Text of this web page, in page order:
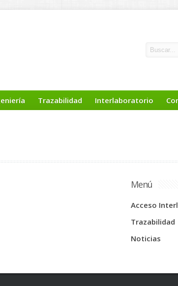
Trazabilidad Interlaboratorio
Menú
Acceso
Trazabilidad
Noticias